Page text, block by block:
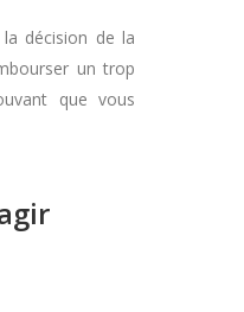
décision de la
un trop
que vous